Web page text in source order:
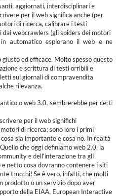
aggiornati, interdisciplinari e
per il web significa anche (per
di ricerca, calibrare i testi
dai webcrawlers (gli spiders dei motori
automatico esplorano il web e ne
ed efficace. Molto spesso questo
e scrittura di testi orribili e
sui giornali di compravendita
rilevanza.
o web 3.0, sembrerebbe per certi
per il web significhi
di ricerca; sono loro i primi
sia importante e cosa no. In realtà
che oggi definiamo web 2.0, la
e dell’interazione tra gli
netto cosa dovranno contenere i siti
trucchi! Se è vero, infatti, che molti
prodotto o un servizio dopo aver
della EIAA, European Interactive